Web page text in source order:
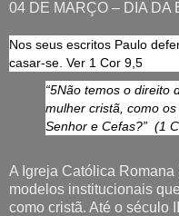
04 DE MARÇO – DIA DA
Nos seus escritos Paulo
casar-se. Ver 1 Cor 9,5
“5Não temos o direito
mulher cristã, como
Senhor e Cefas?” (1
A Igreja Católica
modelos institucionais
como cristã. Até o século